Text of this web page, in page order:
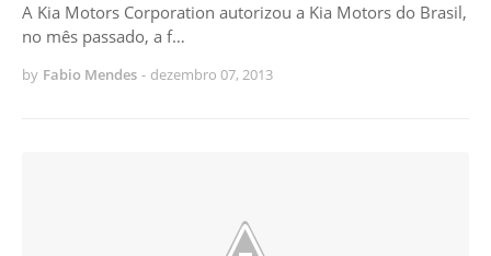
A Kia Motors Corporation autorizou a Kia Motors do Brasil,
no mês passado, a f…
by Fabio Mendes - dezembro 07, 2013